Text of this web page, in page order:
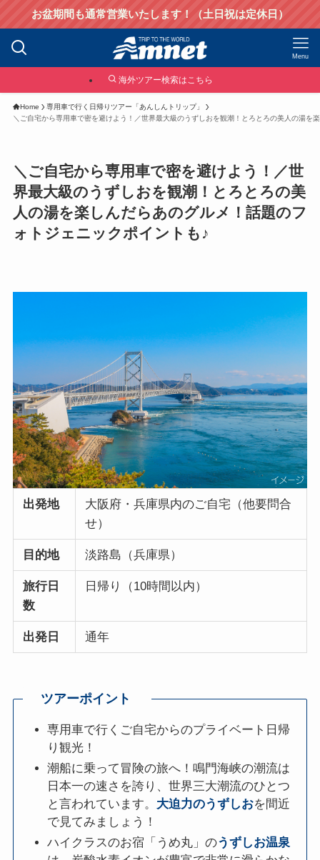
お盆期間も通常営業いたします！（土日祝は定休日）
Menu
海外ツアー検索はこちら
Home
専用車で行く日帰りツアー「あんしんトリップ」
＼ご自宅から専用車で密を避けよう！／世界最大級のうずしおを観潮！とろとろの美人の湯を
＼ご自宅から専用車で密を避けよう！／世
界最大級のうずしおを観潮！とろとろの美
人の湯を楽しんだらあのグルメ！話題のフ
ォトジェニックポイントも♪
出発地
大阪府・兵庫県内のご自宅（他要問合
せ）
目的地 淡路島（兵庫県）
旅行日
数
日帰り（10時間以内）
出発日 通年
ツアーポイント
専用車で行くご自宅からのプライベート日帰
り観光！
潮船に乗って冒険の旅へ！鳴門海峡の潮流は
日本一の速さを誇り、世界三大潮流のひとつ
と言われています。 大迫力のうずしおを間近
で見てみましょう！
ハイクラスのお宿「うめ丸」のうずしお温泉